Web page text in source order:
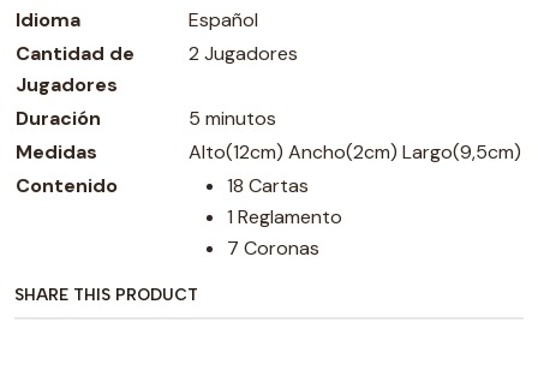
Idioma
Español
Cantidad de
Jugadores
2 Jugadores
Duración
5 minutos
Medidas
Alto(12cm) Ancho(2cm) Largo(9,5cm)
Contenido
18 Cartas
1 Reglamento
7 Coronas
SHARE THIS PRODUCT